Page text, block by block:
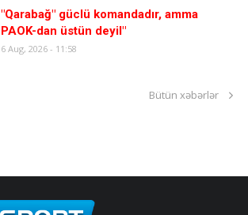
"Qarabağ" güclü komandadır, amma
PAOK-dan üstün deyil"
6 Aug, 2026 - 11:58
Bütün xəbərlər